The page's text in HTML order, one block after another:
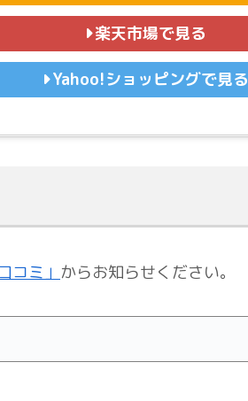
楽天市場で見る
Yahoo!ショッピングで見る
コミ」 からお知らせください。